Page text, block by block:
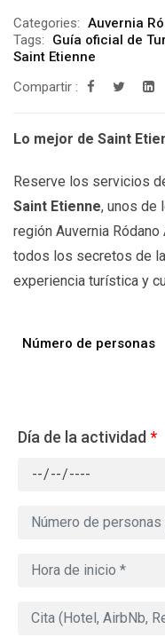
Categories: Auvernia
Tags:
Guía oficial de
Saint Etienne
Compartir :
Lo mejor de Saint
Reserve los servicios
Saint Etienne, unos de
región Auvernia
todos los secretos de
experiencia turística y
Número de personas
Día de la actividad*